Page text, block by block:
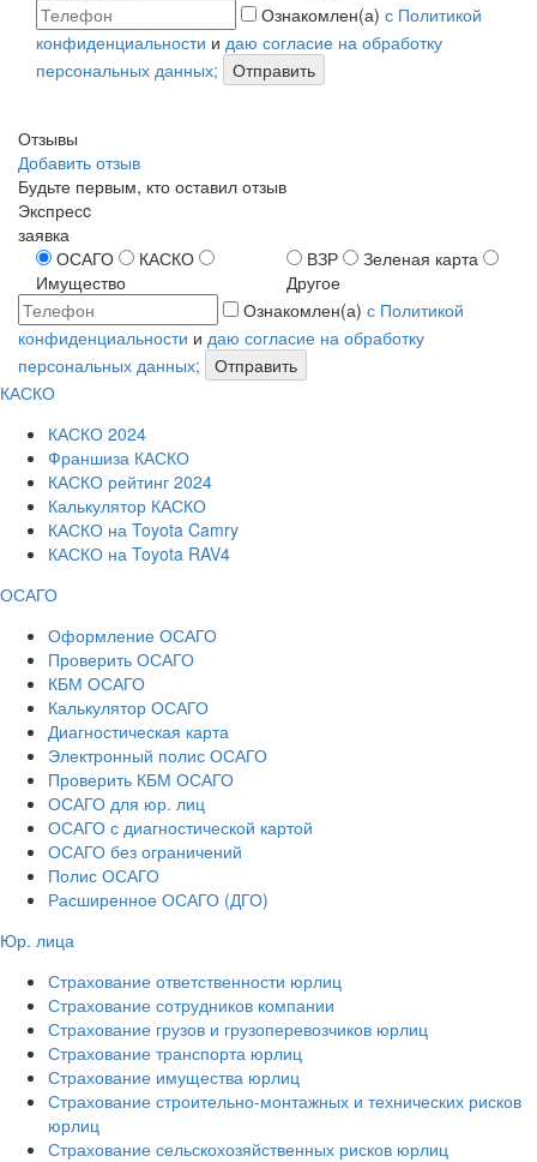
Ознакомлен(а) с Политикой
конфиденциальности и даю согласие на обработку
персональных данных;
Отправить
Отзывы
Добавить отзыв
Будьте первым, кто оставил отзыв
Экспресc
заявка
ОСАГО
КАСКО
Имущество
ВЗР
Зеленая карта
Другое
Ознакомлен(а) с Политикой
конфиденциальности и даю согласие на обработку
персональных данных;
Отправить
КАСКО
КАСКО 2024
Франшиза КАСКО
КАСКО рейтинг 2024
Калькулятор КАСКО
КАСКО на Toyota Camry
КАСКО на Toyota RAV4
ОСАГО
Оформление ОСАГО
Проверить ОСАГО
КБМ ОСАГО
Калькулятор ОСАГО
Диагностическая карта
Электронный полис ОСАГО
Проверить КБМ ОСАГО
ОСАГО для юр. лиц
ОСАГО с диагностической картой
ОСАГО без ограничений
Полис ОСАГО
Расширенное ОСАГО (ДГО)
Юр. лица
Страхование ответственности юрлиц
Страхование сотрудников компании
Страхование грузов и грузоперевозчиков юрлиц
Страхование транспорта юрлиц
Страхование имущества юрлиц
Страхование строительно-монтажных и технических рисков
юрлиц
Страхование сельскохозяйственных рисков юрлиц